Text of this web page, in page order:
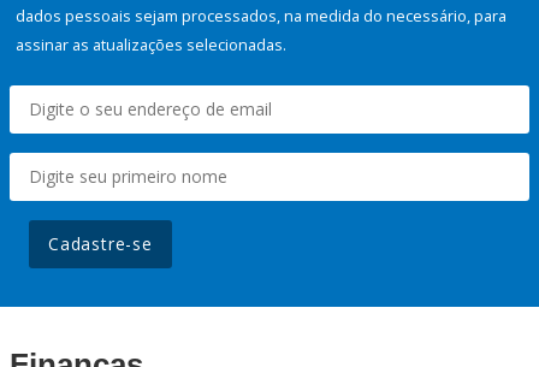
dados pessoais sejam processados, na medida do necessário, para
assinar as atualizações selecionadas.
Cadastre-se